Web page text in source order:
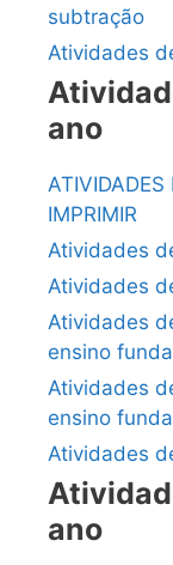
subtração
Atividades
ano
IMPRIMIR
Atividades
Atividades
Atividades
ensino
Atividades
ensino
Atividades
ano